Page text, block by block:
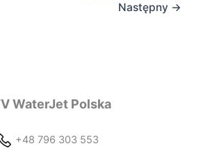
Następny →
WaterJet Polska
+48 796 303 553